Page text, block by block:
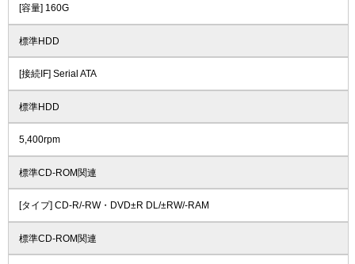
[容量] 160G
標準HDD
[接続IF] Serial ATA
標準HDD
5,400rpm
標準CD-ROM関連
[タイプ] CD-R/-RW・DVD±R DL/±RW/-RAM
標準CD-ROM関連